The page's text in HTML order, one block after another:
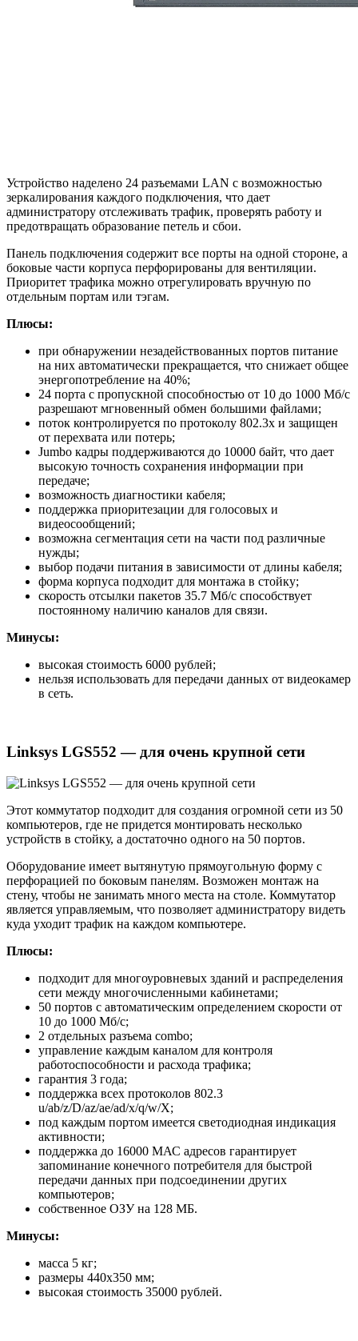
Устройство наделено 24 разъемами LAN с возможностью
зеркалирования каждого подключения, что дает
администратору отслеживать трафик, проверять работу и
предотвращать образование петель и сбои.
Панель подключения содержит все порты на одной стороне, а
боковые части корпуса перфорированы для вентиляции.
Приоритет трафика можно отрегулировать вручную по
отдельным портам или тэгам.
Плюсы:
при обнаружении незадействованных портов питание
на них автоматически прекращается, что снижает общее
энергопотребление на 40%;
24 порта с пропускной способностью от 10 до 1000 Мб/с
разрешают мгновенный обмен большими файлами;
поток контролируется по протоколу 802.3х и защищен
от перехвата или потерь;
Jumbo кадры поддерживаются до 10000 байт, что дает
высокую точность сохранения информации при
передаче;
возможность диагностики кабеля;
поддержка приоритезации для голосовых и
видеосообщений;
возможна сегментация сети на части под различные
нужды;
выбор подачи питания в зависимости от длины кабеля;
форма корпуса подходит для монтажа в стойку;
скорость отсылки пакетов 35.7 Мб/с способствует
постоянному наличию каналов для связи.
Минусы:
высокая стоимость 6000 рублей;
нельзя использовать для передачи данных от видеокамер
в сеть.
Linksys LGS552 — для очень крупной сети
Этот коммутатор подходит для создания огромной сети из 50
компьютеров, где не придется монтировать несколько
устройств в стойку, а достаточно одного на 50 портов.
Оборудование имеет вытянутую прямоугольную форму с
перфорацией по боковым панелям. Возможен монтаж на
стену, чтобы не занимать много места на столе. Коммутатор
является управляемым, что позволяет администратору видеть
куда уходит трафик на каждом компьютере.
Плюсы:
подходит для многоуровневых зданий и распределения
сети между многочисленными кабинетами;
50 портов с автоматическим определением скорости от
10 до 1000 Мб/с;
2 отдельных разъема combo;
управление каждым каналом для контроля
работоспособности и расхода трафика;
гарантия 3 года;
поддержка всех протоколов 802.3
u/ab/z/D/az/ae/ad/x/q/w/X;
под каждым портом имеется светодиодная индикация
активности;
поддержка до 16000 МАС адресов гарантирует
запоминание конечного потребителя для быстрой
передачи данных при подсоединении других
компьютеров;
собственное ОЗУ на 128 МБ.
Минусы:
масса 5 кг;
размеры 440х350 мм;
высокая стоимость 35000 рублей.